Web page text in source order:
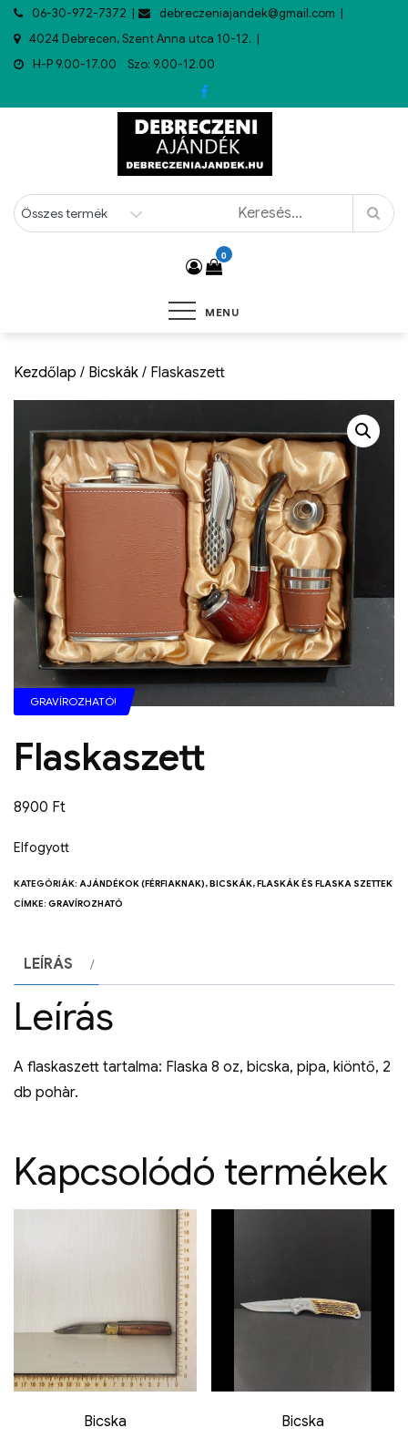
06-30-972-7372
debreczeniajandek@gmail.com
4024 Debrecen, Szent Anna utca 10-12.
H-P 9.00-17.00 Szo: 9.00-12.00
0
MENU
Kezdőlap / Bicskák / Flaskaszett
GRAVÍROZHATÓ!
Flaskaszett
8900 Ft
Elfogyott
KATEGÓRIÁK: AJÁNDÉKOK (FÉRFIAKNAK),BICSKÁK,FLASKÁK ÉS FLASKA SZETTEK
CÍMKE: GRAVÍROZHATÓ
LEÍRÁS
Leírás
A flaskaszett tartalma: Flaska 8 oz, bicska, pipa, kiöntő, 2
db pohàr.
Kapcsolódó termékek
Bicska Bicska